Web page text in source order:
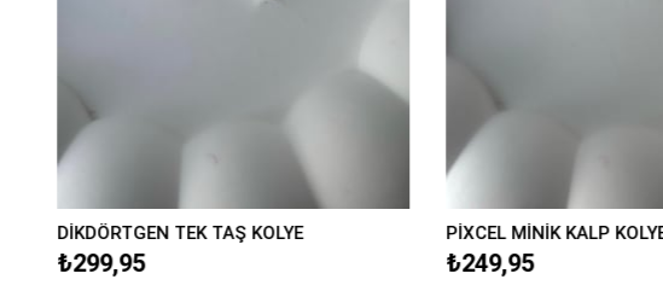
DİKDÖRTGEN TEK TAŞ KOLYE
₺299,95
PİXCEL MİNİK KALP KOLYE
₺249,95